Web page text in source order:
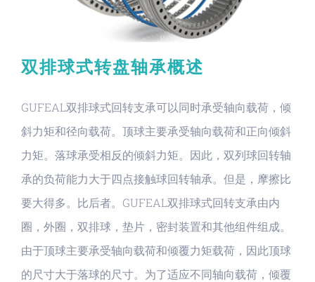
双排球式转盘轴承概述
GUFEAL双排球式回转支承可以同时承受轴向载荷，倾
斜力矩和径向载荷。顶球主要承受轴向载荷和正向倾斜
力矩。落球承受相反的倾斜力矩。因此，双列球回转轴
承的负荷能力大于四点接触球回转轴承。但是，摩擦比
要大得多。比后者。GUFEAL双排球式回转支承由内
圈，外圈，双排球，垫片，密封装置和其他组件组成。
由于顶球主要承受轴向载荷和倾覆力矩载荷，因此顶球
的尺寸大于落球的尺寸。为了适应不同轴向载荷，倾覆